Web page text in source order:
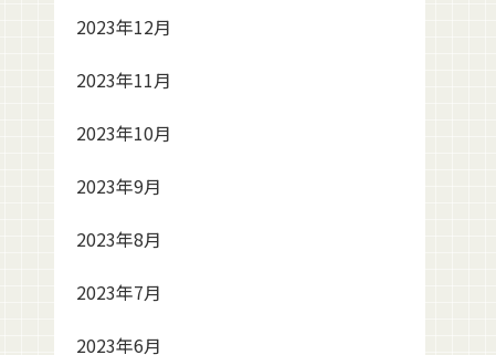
2023年12月
2023年11月
2023年10月
2023年9月
2023年8月
2023年7月
2023年6月